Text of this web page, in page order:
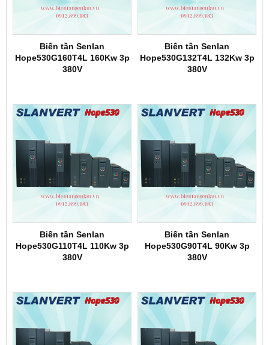
Biến tần Senlan
Hope530G160T4L 160Kw 3p
380V
Biến tần Senlan
Hope530G132T4L 132Kw 3p
380V
Biến tần Senlan
Hope530G110T4L 110Kw 3p
380V
Biến tần Senlan
Hope530G90T4L 90Kw 3p
380V